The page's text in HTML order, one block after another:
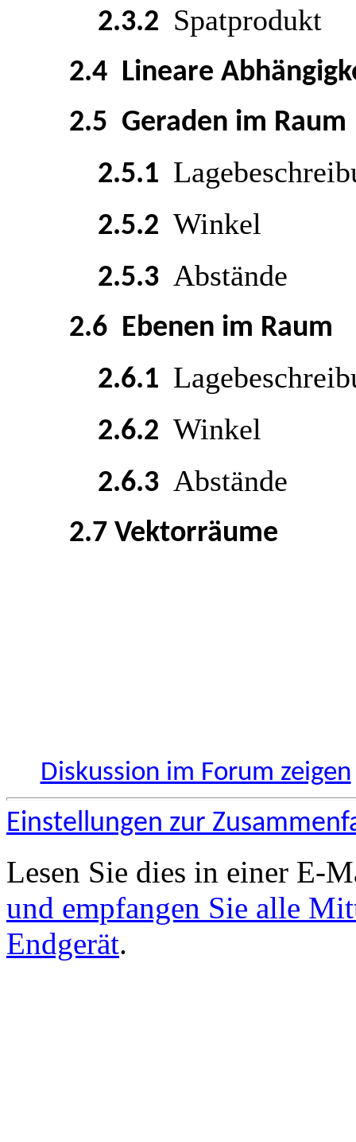
2.3.2 Spatprodukt
2.4 Lineare
2.5 Geraden im Raum
2.5.1
2.5.2 Winkel
2.5.3 Abstände
2.6 Ebenen im Raum
2.6.1
2.6.2 Winkel
2.6.3 Abstände
2.7 Vektorräume
Diskussion im Forum zeigen
Einstellungen zur
Lesen Sie dies in einer E-
und empfangen Sie alle
Endgerät.